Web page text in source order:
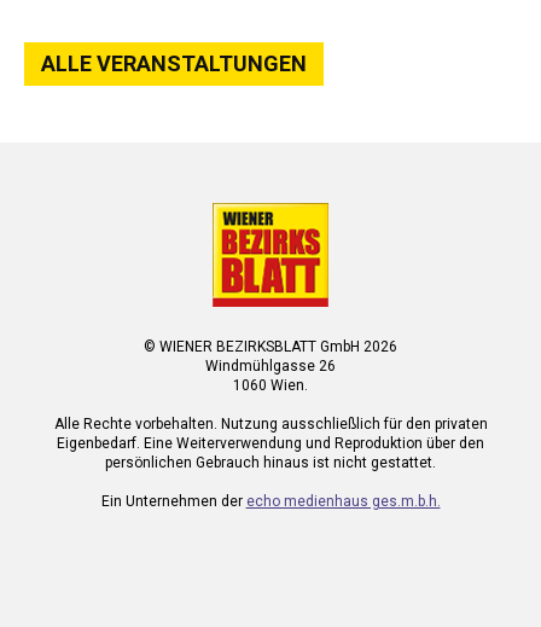
ALLE VERANSTALTUNGEN
© WIENER BEZIRKSBLATT GmbH 2026
Windmühlgasse 26
1060 Wien.
Alle Rechte vorbehalten. Nutzung ausschließlich für den privaten
Eigenbedarf. Eine Weiterverwendung und Reproduktion über den
persönlichen Gebrauch hinaus ist nicht gestattet.
Ein Unternehmen der echo medienhaus ges.m.b.h.